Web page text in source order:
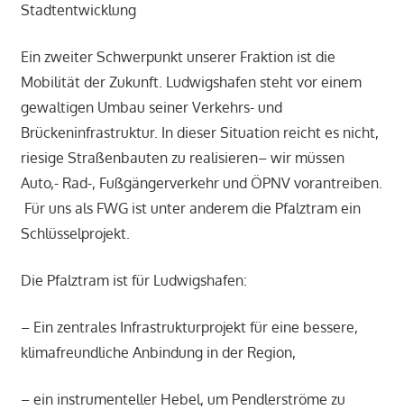
Stadtentwicklung
Ein zweiter Schwerpunkt unserer Fraktion ist die
Mobilität der Zukunft. Ludwigshafen steht vor einem
gewaltigen Umbau seiner Verkehrs- und
Brückeninfrastruktur. In dieser Situation reicht es nicht,
riesige Straßenbauten zu realisieren– wir müssen
Auto,- Rad-, Fußgängerverkehr und ÖPNV vorantreiben.
Für uns als FWG ist unter anderem die Pfalztram ein
Schlüsselprojekt.
Die Pfalztram ist für Ludwigshafen:
– Ein zentrales Infrastrukturprojekt für eine bessere,
klimafreundliche Anbindung in der Region,
– ein instrumenteller Hebel, um Pendlerströme zu